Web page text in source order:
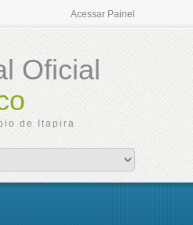
Acessar Painel
Oficial
de Itapira